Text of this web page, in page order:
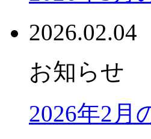
2026.02.04
お知らせ
2026年2月